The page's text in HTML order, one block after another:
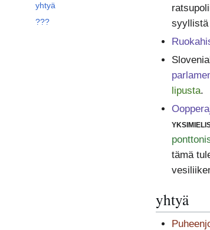
yhtyä
???
syyllistä
lipusta.
tämä
yhtyä